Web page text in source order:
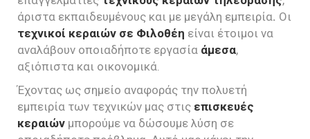
άριστα εκπαιδευμένους και με μεγάλη εμπειρία. Οι
τεχνικοί κεραιών σε Φιλοθέη είναι έτοιμοι να
αναλάβουν οποιαδήποτε εργασία άμεσα,
αξιόπιστα και οικονομικά.
Έχοντας ως σημείο αναφοράς την πολυετή
εμπειρία των τεχνικών μας στις επισκευές
κεραιών μπορούμε να δώσουμε λύση σε